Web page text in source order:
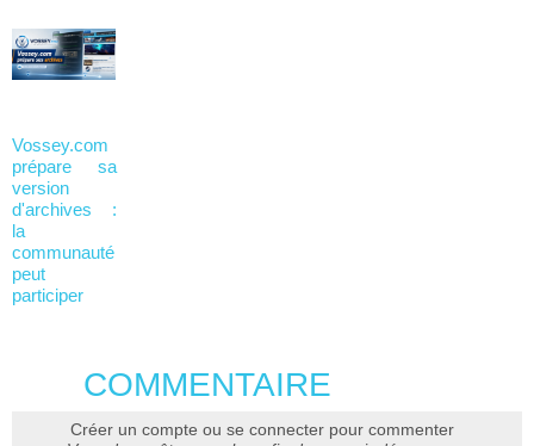
Vossey.com
prépare sa
version
d'archives :
la
communauté
peut
participer
COMMENTAIRE
Créer un compte ou se connecter pour commenter